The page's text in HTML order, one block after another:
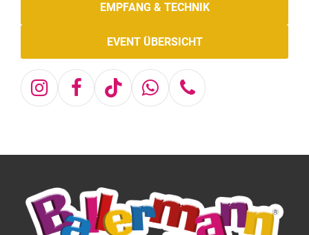
EMPFANG & TECHNIK
EVENT ÜBERSICHT
Instagram
Facebook
TiktokWhatsapp
Telefon